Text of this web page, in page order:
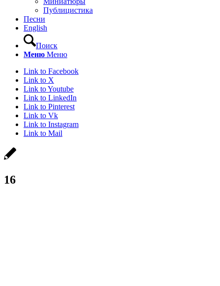
Публицистика
Песни
English
Поиск
Меню Меню
Link to Facebook
Link to X
Link to Youtube
Link to LinkedIn
Link to Pinterest
Link to Vk
Link to Instagram
Link to Mail
16